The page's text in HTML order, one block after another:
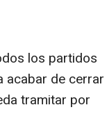
los partidos
acabar de cerrar
tramitar por